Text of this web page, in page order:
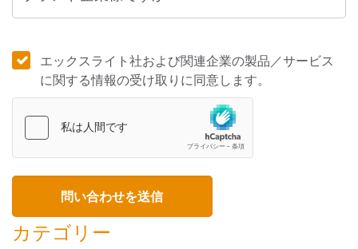
エックスライト社および関連企業の製品／サービス
に関する情報の受け取りに同意します。
カテゴリー